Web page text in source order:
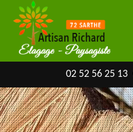
02 52 56 25 13